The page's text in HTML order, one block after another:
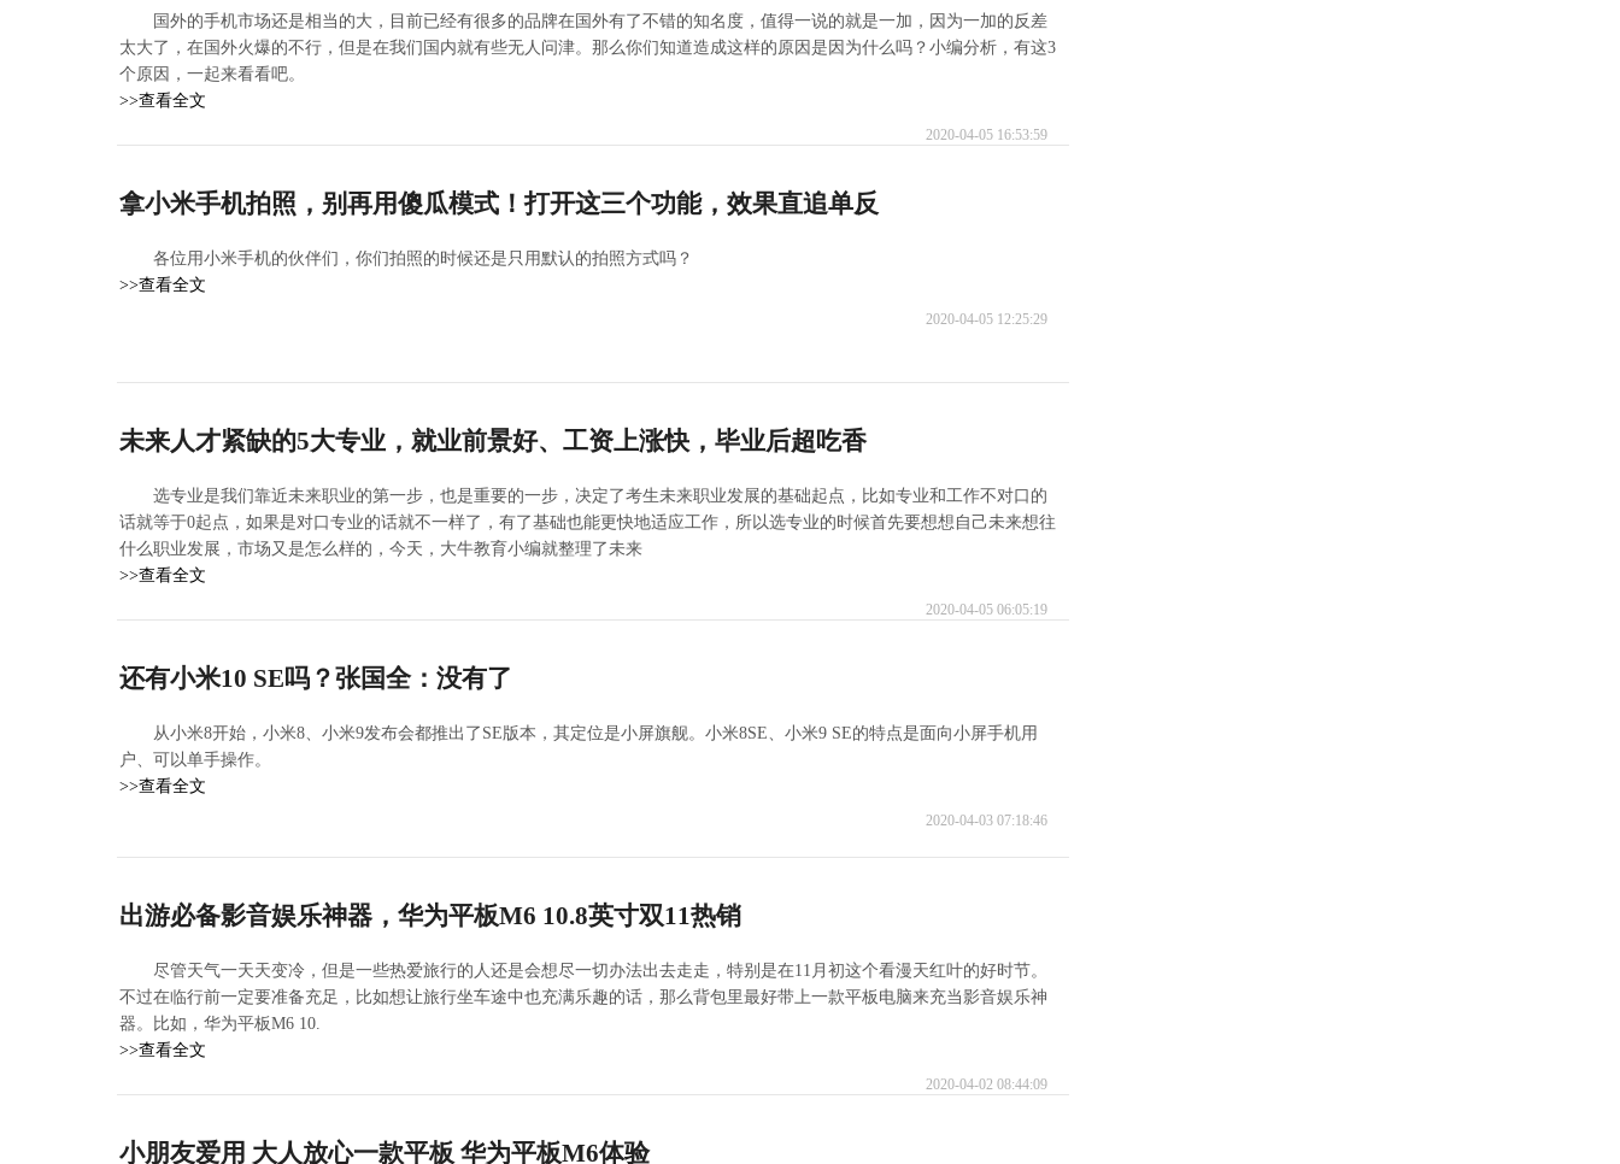
国外的手机市场还是相当的大，目前已经有很多的品牌在国外有了不错的知名度，值得一说的就是一加，因为一加的反差
太大了，在国外火爆的不行，但是在我们国内就有些无人问津。那么你们知道造成这样的原因是因为什么吗？小编分析，有这3
个原因，一起来看看吧。
>>查看全文
2020-04-05 16:53:59
拿小米手机拍照，别再用傻瓜模式！打开这三个功能，效果直追单反
各位用小米手机的伙伴们，你们拍照的时候还是只用默认的拍照方式吗？
>>查看全文
2020-04-05 12:25:29
未来人才紧缺的5大专业，就业前景好、工资上涨快，毕业后超吃香
选专业是我们靠近未来职业的第一步，也是重要的一步，决定了考生未来职业发展的基础起点，比如专业和工作不对口的
话就等于0起点，如果是对口专业的话就不一样了，有了基础也能更快地适应工作，所以选专业的时候首先要想想自己未来想往
什么职业发展，市场又是怎么样的，今天，大牛教育小编就整理了未来
>>查看全文
2020-04-05 06:05:19
还有小米10 SE吗？张国全：没有了
从小米8开始，小米8、小米9发布会都推出了SE版本，其定位是小屏旗舰。小米8SE、小米9 SE的特点是面向小屏手机用
户、可以单手操作。
>>查看全文
2020-04-03 07:18:46
出游必备影音娱乐神器，华为平板M6 10.8英寸双11热销
尽管天气一天天变冷，但是一些热爱旅行的人还是会想尽一切办法出去走走，特别是在11月初这个看漫天红叶的好时节。
不过在临行前一定要准备充足，比如想让旅行坐车途中也充满乐趣的话，那么背包里最好带上一款平板电脑来充当影音娱乐神
器。比如，华为平板M6 10.
>>查看全文
2020-04-02 08:44:09
小朋友爱用 大人放心一款平板 华为平板M6体验